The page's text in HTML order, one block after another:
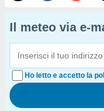
Il meteo via e-
Ho letto e accetto la